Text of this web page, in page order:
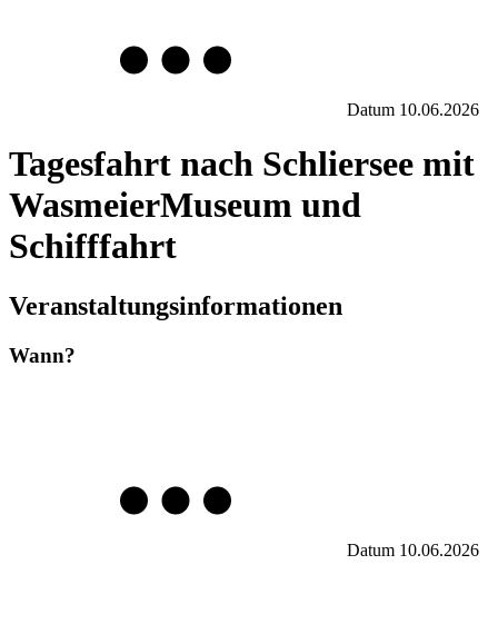
Datum 10.06.2026
Tagesfahrt nach Schliersee mit
WasmeierMuseum und
Schifffahrt
Veranstaltungsinformationen
Wann?
Datum 10.06.2026